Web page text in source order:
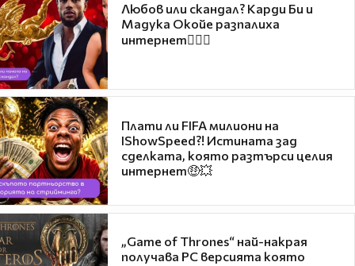
Любов или скандал? Карди Би и
Мадука Окойе разпалиха
интернет❤️‍🔥🔥
Плати ли FIFA милиони на
IShowSpeed?! Истината зад
сделката, която разтърси целия
интернет🤑💥
„Game of Thrones“ най-накрая
получава PC версията която